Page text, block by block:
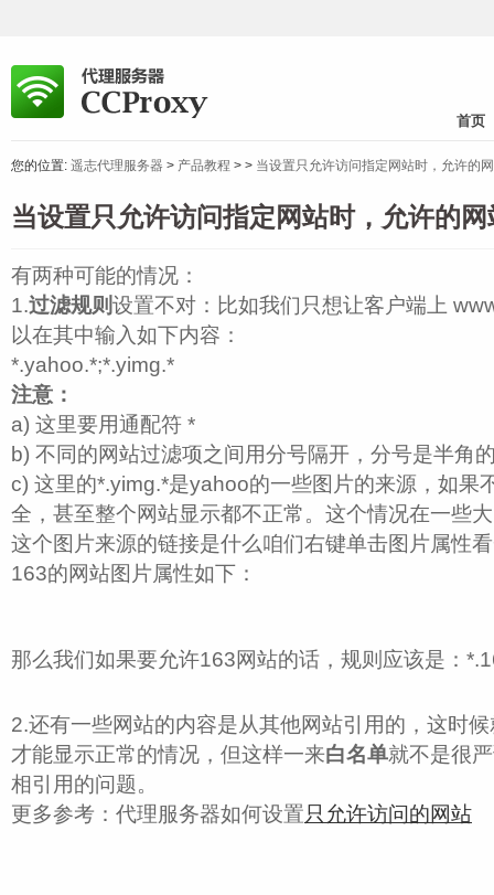
首页
您的位置: 遥志代理服务器 > 产品教程 > > 当设置只允许访问指定网站时，允许的
当设置只允许访问指定网站时，允许的
有两种可能的情况：
1.过滤规则设置不对：比如我们只想让客户端上
以在其中输入如下内容：
*.yahoo.*;*.yimg.*
注意：
a) 这里要用通配符 *
b) 不同的网站过滤项之间用分号隔开，分号是半角
c) 这里的*.yimg.*是yahoo的一些图片的来源，如果
全，甚至整个网站显示都不正常。这个情况在一些
这个图片来源的链接是什么咱们右键单击图片属性
163的网站图片属性如下：
那么我们如果要允许163网站的话，规则应该是：
2.还有一些网站的内容是从其他网站引用的，这时
才能显示正常的情况，但这样一来白名单就不是很
相引用的问题。
更多参考：代理服务器如何设置只允许访问的网站